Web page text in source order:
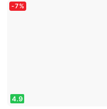
-7%
4.9